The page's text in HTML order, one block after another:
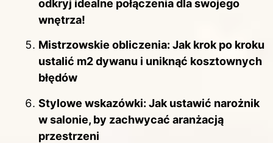
odkryj idealne połączenia dla swojego
wnętrza!
Mistrzowskie obliczenia: Jak krok po kroku
ustalić m2 dywanu i uniknąć kosztownych
błędów
Stylowe wskazówki: Jak ustawić narożnik
w salonie, by zachwycać aranżacją
przestrzeni